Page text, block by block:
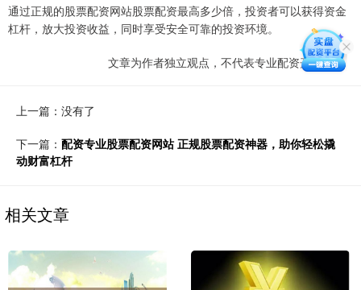
通过正规的股票配资网站股票配资最高多少倍，投资者可以获得资金
杠杆，放大投资收益，同时享受安全可靠的投资环境。
文章为作者独立观点，不代表专业配资开户观点
上一篇：没有了
下一篇： 配资专业股票配资网站 正规股票配资神器，助你轻松撬
动财富杠杆
相关文章